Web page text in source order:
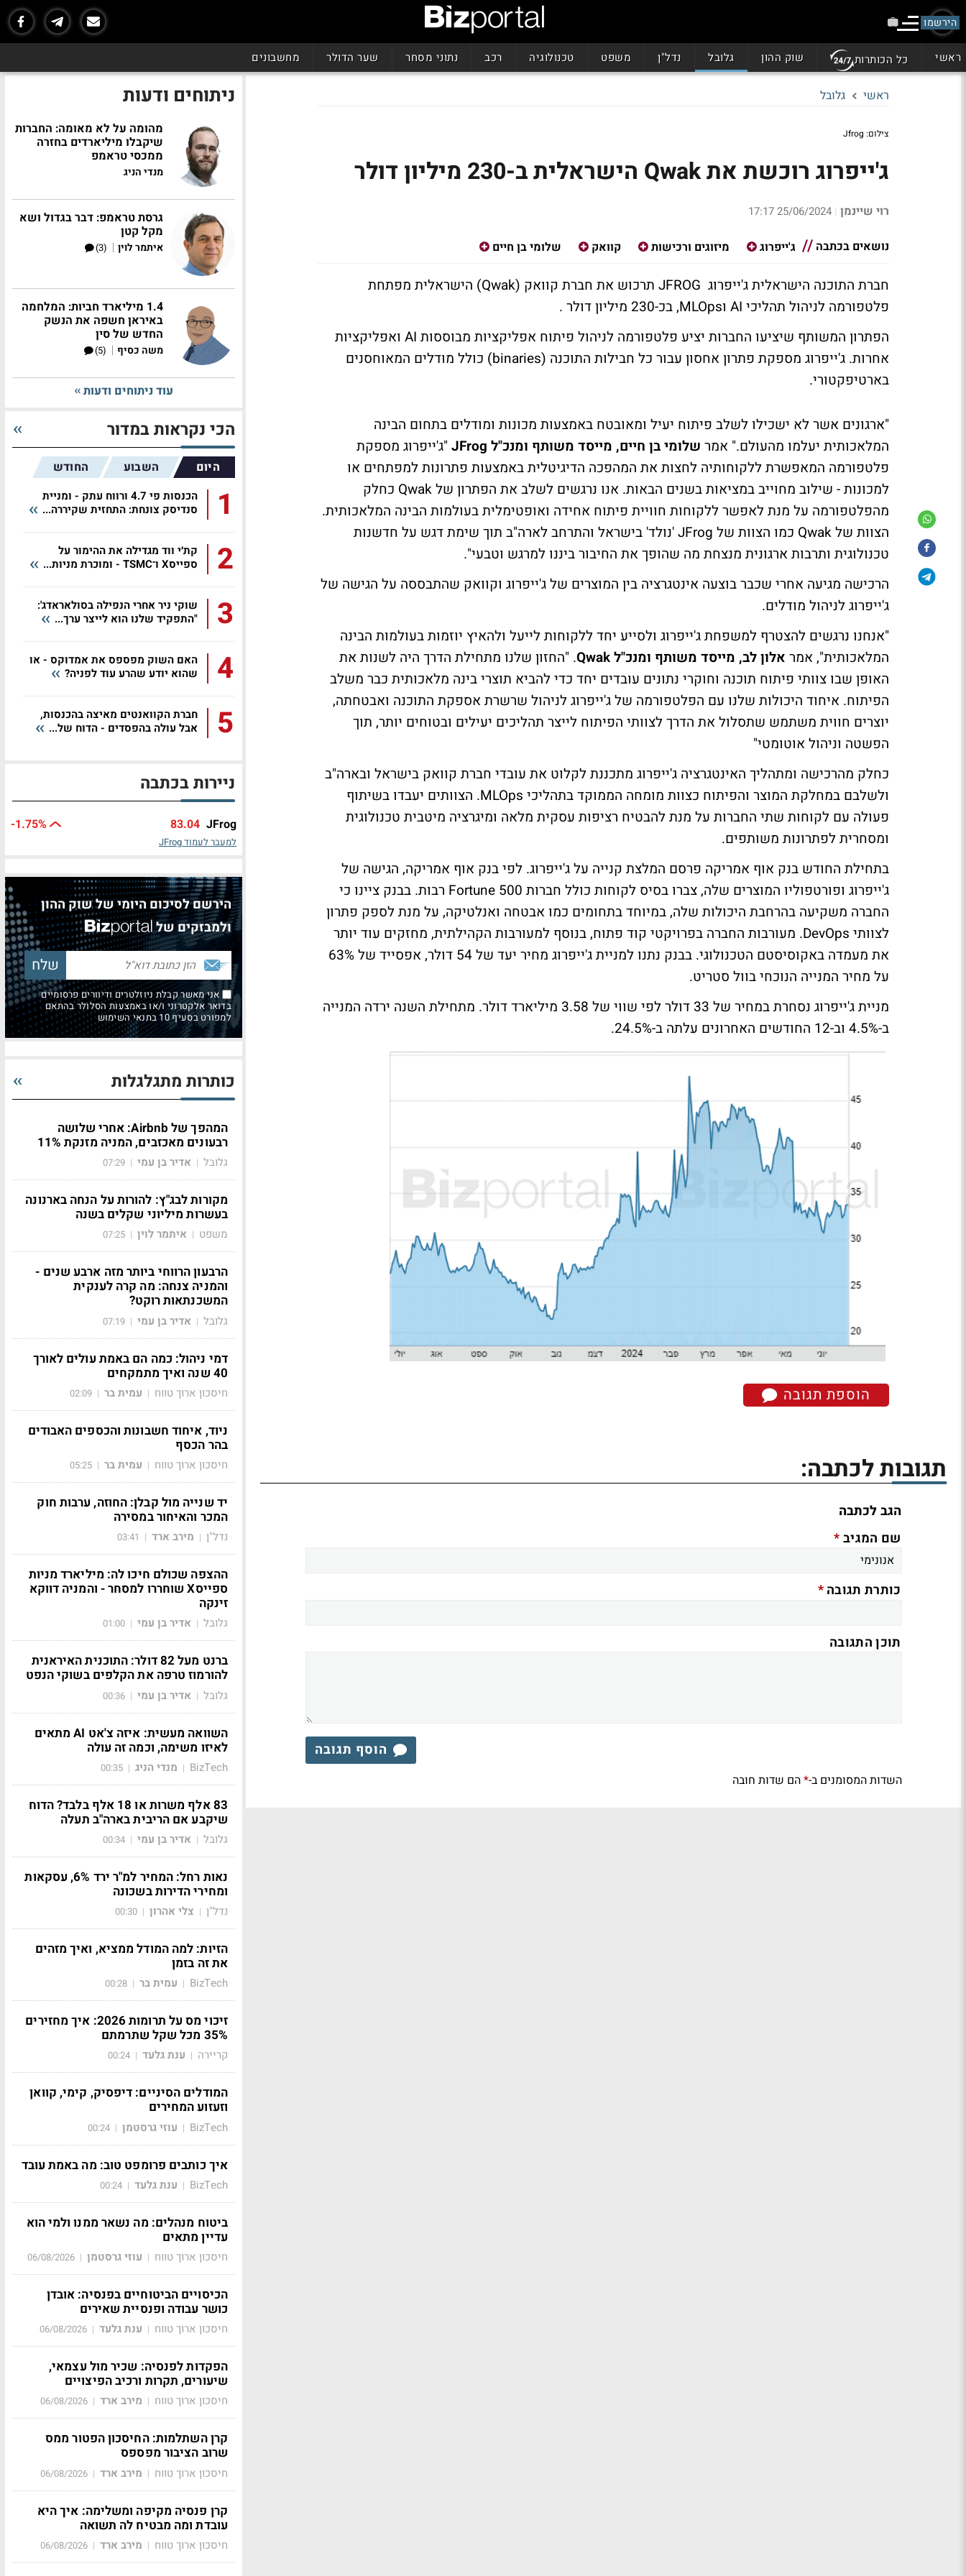
הירשמו
ראשי כל הכותרות שוק ההון גלובל נדל"ן משפט טכנולוגיה רכב נתוני מסחר שער הדולר מחשבונים
ראשי גלובל
צילום: Jfrog
ג'ייפרוג רוכשת את Qwak הישראלית ב-230 מיליון דולר
רוי שיינמן |
25/06/2024 17:17
נושאים בכתבה ג'ייפרוג מיזוגים ורכישות קוואק שלומי בן חיים
חברת התוכנה הישראלית ג'ייפרוג JFROG תרכוש את חברת קוואק (Qwak) הישראלית מפתחת
פלטפורמה לניהול תהליכי AI וMLOps, בכ-230 מיליון דולר .
הפתרון המשותף שיציעו החברות יציע פלטפורמה לניהול פיתוח אפליקציות מבוססות AI ואפליקציות
אחרות. ג'ייפרוג מספקת פתרון אחסון עבור כל חבילות התוכנה (binaries) כולל מודלים המאוחסנים
בארטיפקטורי.
"ארגונים אשר לא ישכילו לשלב פיתוח יעיל ומאובטח באמצעות מכונות ומודלים בתחום הבינה
המלאכותית יעלמו מהעולם." אמר שלומי בן חיים, מייסד משותף ומנכ"ל JFrog
"ג'ייפרוג מספקת
פלטפורמה המאפשרת ללקוחותיה לחצות את המהפכה הדיגיטלית באמצעות פתרונות למפתחים או
למכונות - שילוב מחוייב במציאות בשנים הבאות. אנו נרגשים לשלב את הפתרון של Qwak כחלק
מהפלטפורמה על מנת לאפשר ללקוחות חוויית פיתוח אחידה ואופטימלית בעולמות הבינה המלאכותית.
הצוות של Qwak כמו הצוות של JFrog 'נולד' בישראל והתרחב לארה"ב תוך שימת דגש על חדשנות
טכנולוגית ותרבות ארגונית מנצחת מה שהופך את החיבור ביננו למרגש וטבעי".
הרכישה מגיעה אחרי שכבר בוצעה אינטגרציה בין המוצרים של ג'ייפרוג וקוואק שהתבססה על הגישה של
ג'ייפרוג לניהול מודלים.
"אנחנו נרגשים להצטרף למשפחת ג'ייפרוג ולסייע יחד ללקוחות לייעל ולהאיץ יוזמות בעולמות הבינה
המלאכותית", אמר אלון לב, מייסד משותף ומנכ"ל Qwak
. "החזון שלנו מתחילת הדרך היה לשנות את
האופן שבו צוותי פיתוח תוכנה וחוקרי נתונים עובדים יחד כדי להביא תוצרי בינה מלאכותית כבר משלב
הפיתוח. איחוד היכולות שלנו עם הפלטפורמה של ג'ייפרוג לניהול שרשרת אספקת התוכנה ואבטחתה,
יוצרים חווית משתמש שתסלול את הדרך לצוותי הפיתוח לייצר תהליכים יעילים ובטוחים יותר, תוך
הפשטה וניהול אוטומטי"
כחלק מהרכישה ומתהליך האינטגרציה ג'ייפרוג מתכננת לקלוט את עובדי חברת קוואק בישראל ובארה"ב
ולשלבם במחלקת המוצר והפיתוח כצוות מומחה הממוקד בתהליכי MLOps. הצוותים יעבדו בשיתוף
פעולה עם לקוחות שתי החברות על מנת להבטיח רציפות עסקית מלאה ומיגרציה מיטבית טכנולוגית
ומסחרית לפתרונות משותפים.
בתחילת החודש בנק אוף אמריקה פרסם המלצת קנייה על ג'ייפרוג. לפי בנק אוף אמריקה, הגישה של
ג'ייפרוג ופורטפוליו המוצרים שלה, צברו בסיס לקוחות כולל חברות Fortune 500 רבות. בבנק ציינו כי
החברה משקיעה בהרחבת היכולות שלה, במיוחד בתחומים כמו אבטחה ואנלטיקה, על מנת לספק פתרון
לצוותי DevOps. מעורבות החברה בפרויקטי קוד פתוח, בנוסף למעורבות הקהילתית, מחזקים עוד יותר
את מעמדה באקוסיסטם הטכנולוגי. בבנק נתנו למניית ג'ייפרוג מחיר יעד של 54 דולר, אפסייד של 63%
על מחיר המנייה הנוכחי בוול סטריט.
מניית ג'ייפרוג נסחרת במחיר של 33 דולר לפי שווי של 3.58 מיליארד דולר. מתחילת השנה ירדה המנייה
ב-4.5% וב-12 החודשים האחרונים עלתה ב-24.5%.
הוספת תגובה
תגובות לכתבה:
הגב לכתבה
שם המגיב*
כותרת תגובה*
תוכן התגובה
הוסף תגובה
השדות המסומנים ב-*הם שדות חובה
ניתוחים ודעות
מהומה על לא מאומה: החברות
שיקבלו מיליארדים בחזרה
ממכסי טראמפ
מנדי הניג
גרסת טראמפ: דבר בגדול ושא
מקל קטן
איתמר לוין |
(3)
1.4 מיליארד חביות: המלחמה
באיראן חשפה את הנשק
החדש של סין
משה כסיף |
(5)
עוד ניתוחים ודעות
הכי נקראות במדור
היום השבוע החודש
1
הכנסות פי 4.7 ורווח עתק - ומניית
סנדיסק צונחת: התחזית שקיררה...
2
קת׳י ווד מגדילה את ההימור על
ספייסX ו־TSMC - ומוכרת מניות...
3
שוקי ניר אחרי הנפילה בסולאראדג':
"התפקיד שלנו הוא לייצר ערך...
4
האם השוק מפספס את אמדוקס - או
שהוא יודע שהרע עוד לפניה?
5
חברת הקוואנטים מאיצה בהכנסות,
אבל עולה בהפסדים - הדוח של...
ניירות בכתבה
JFrog
83.04
-1.75%
למעבר לעמוד JFrog
הירשם לסיכום היומי של שוק ההון
ולמבזקים של
אני מאשר קבלת ניוזלטרים ודיוורים פרסומיים
בדואר אלקטרוני ו/או באמצעות הסלולר בהתאם
למפורט בסעיף 10 בתנאי השימוש
כותרות מתגלגלות
המהפך של Airbnb: אחרי שלושה
רבעונים מאכזבים, המניה מזנקת 11%
גלובל | אדיר בן עמי |
07:29
מקורות לבג"ץ: להורות על הנחה בארנונה
בעשרות מיליוני שקלים בשנה
משפט | איתמר לוין |
07:25
הרבעון הרווחי ביותר מזה ארבע שנים -
והמניה צנחה: מה קרה לענקית
המשכנתאות רוקט?
גלובל | אדיר בן עמי |
07:19
דמי ניהול: כמה הם באמת עולים לאורך
40 שנה ואיך מתמקחים
חיסכון ארוך טווח | עמית בר |
02:09
ניוד, איחוד חשבונות והכספים האבודים
בהר הכסף
חיסכון ארוך טווח | עמית בר |
05:25
יד שנייה מול קבלן: החוזה, ערבות חוק
המכר והאיחור במסירה
נדל"ן | מירב ארד |
03:41
ההצפה שכולם חיכו לה: מיליארד מניות
ספייסX שוחררו למסחר - והמניה דווקא
זינקה
גלובל | אדיר בן עמי |
01:00
ברנט מעל 82 דולר: התוכנית האיראנית
להורמוז טרפה את הקלפים בשוקי הנפט
גלובל | אדיר בן עמי |
00:36
השוואה מעשית: איזה צ'אט AI מתאים
לאיזו משימה, וכמה זה עולה
BizTech
| מנדי הניג |
00:35
83 אלף משרות או 18 אלף בלבד? הדוח
שיקבע אם הריבית בארה"ב תעלה
גלובל | אדיר בן עמי |
00:34
נאות רחל: המחיר למ"ר ירד 6%, עסקאות
ומחירי הדירות בשכונה
נדל"ן | צלי אהרון |
00:30
הזיות: למה המודל ממציא, ואיך מזהים
את זה בזמן
BizTech
| עמית בר |
00:28
זיכוי מס על תרומות 2026: איך מחזירים
35% מכל שקל שתרמתם
קריירה | ענת גלעד |
00:24
המודלים הסיניים: דיפסיק, קימי, קוואן
וזעזוע המחירים
BizTech
| עוזי גרסטמן |
00:24
איך כותבים פרומפט טוב: מה באמת עובד
BizTech
| ענת גלעד |
00:24
ביטוח מנהלים: מה נשאר ממנו ולמי הוא
עדיין מתאים
חיסכון ארוך טווח | עוזי גרסטמן |
06/08/2026
הכיסויים הביטוחיים בפנסיה: אובדן
כושר עבודה ופנסיית שאירים
חיסכון ארוך טווח | ענת גלעד |
06/08/2026
הפקדות לפנסיה: שכיר מול עצמאי,
שיעורים, תקרות ורכיב הפיצויים
חיסכון ארוך טווח | מירב ארד |
06/08/2026
קרן השתלמות: החיסכון הפטור ממס
שרוב הציבור מפספס
חיסכון ארוך טווח | מירב ארד |
06/08/2026
קרן פנסיה מקיפה ומשלימה: איך היא
עובדת ומה מבטיח לה תשואה
חיסכון ארוך טווח | מירב ארד |
06/08/2026